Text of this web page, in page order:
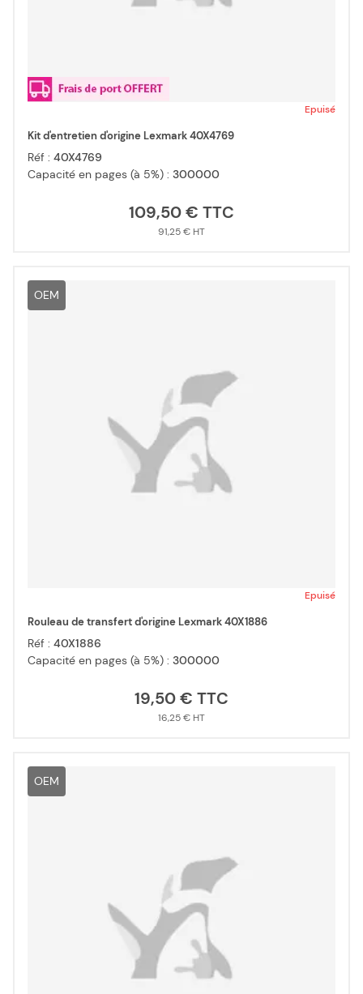
Epuisé
Kit d'entretien d'origine Lexmark 40X4769
Réf : 40X4769
Capacité en pages (à 5%) : 300000
109,50 €
91,25 €
OEM
Epuisé
Rouleau de transfert d'origine Lexmark 40X1886
Réf : 40X1886
Capacité en pages (à 5%) : 300000
19,50 €
16,25 €
OEM